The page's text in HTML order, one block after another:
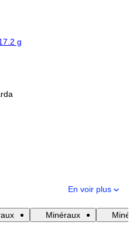
g
En voir plus
Minéraux